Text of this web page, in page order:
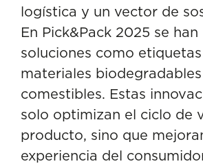
logística y un vector de
En Pick&Pack 2025 se
soluciones como
materiales
comestibles. Estas
solo optimizan el ciclo de
producto, sino que
experiencia del